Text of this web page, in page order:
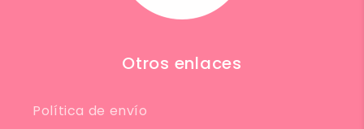
Otros enlaces
Política de envío